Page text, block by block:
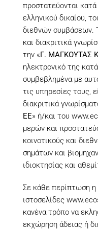
προστατεύονται κατά
ελληνικού δικαίου,
διεθνών συμβάσεων.
και διακριτικά
την «Γ. ΜΑΓΚΟΥΤΑΣ
ηλεκτρονικό της
συμβεβλημένα με
τις υπηρεσίες τους,
διακριτικά
ΕΕ» ή/και του
μερών και
κοινοτικούς και
σημάτων και
ιδιοκτησίας και
Σε κάθε περίπτωση η
ιστοσελίδες
κανένα τρόπο να
εκχώρηση άδειας ή